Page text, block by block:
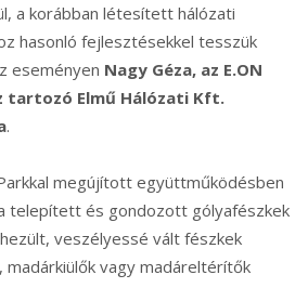
a korábban létesített hálózati
hasonló fejlesztésekkel tesszük
eseményen Nagy Géza, az E.ON
tartozó Elmű Hálózati Kft.
.
megújított együttműködésben
telepített és gondozott gólyafészkek
veszélyessé vált fészkek
vagy madáreltérítők